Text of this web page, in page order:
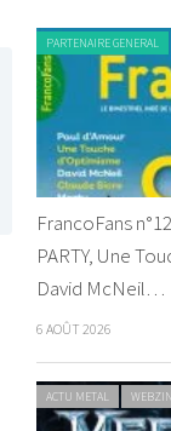
PARTENAIRE GENERAL
FrancoFans
PARTY, Une
David McNeil…
6 AOÛT 2026
ACTU METAL